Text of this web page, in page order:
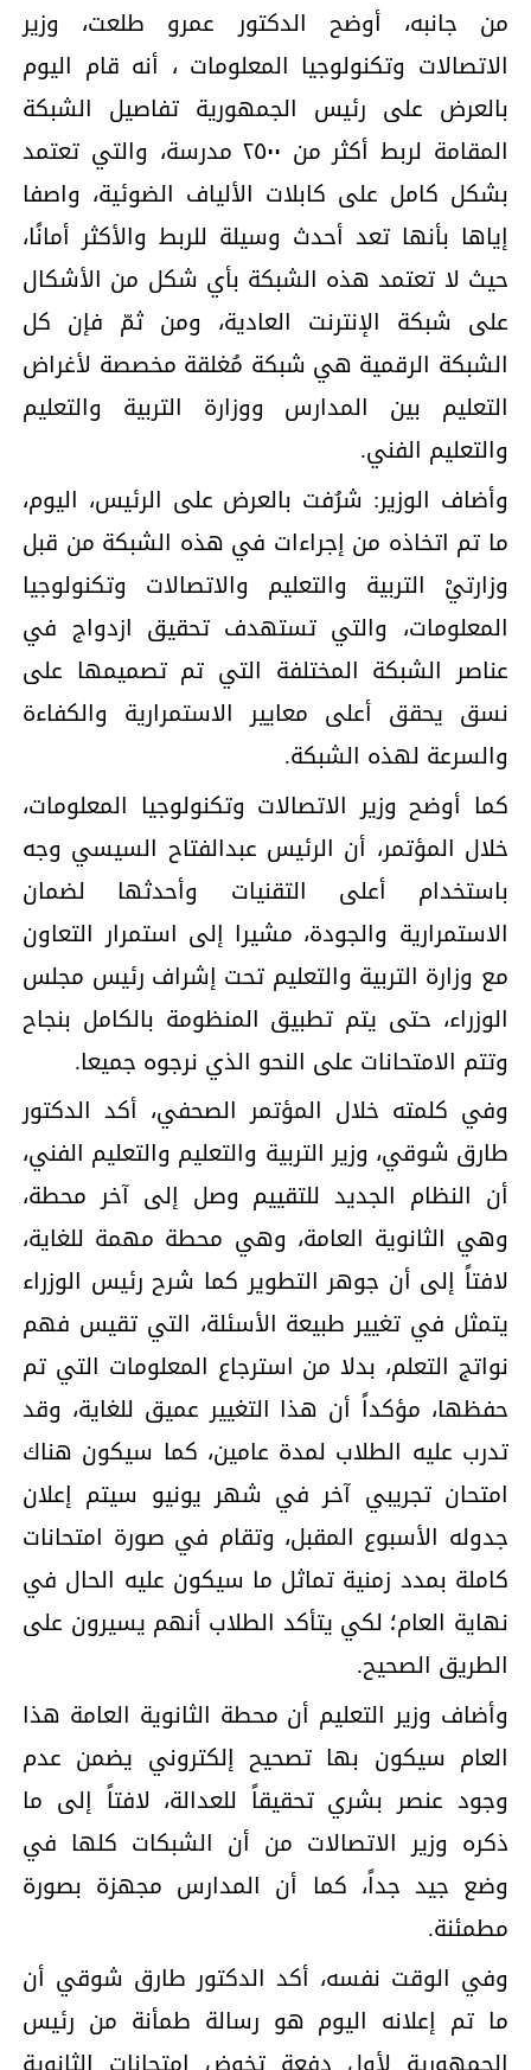
من جانبه، أوضح الدكتور عمرو طلعت، وزير
الاتصالات وتكنولوجيا المعلومات ، أنه قام اليوم
بالعرض على رئيس الجمهورية تفاصيل الشبكة
المقامة لربط أكثر من ٢٥٠٠ مدرسة، والتي تعتمد
بشكل كامل على كابلات الألياف الضوئية، واصفا
إياها بأنها تعد أحدث وسيلة للربط والأكثر أمانًا،
حيث لا تعتمد هذه الشبكة بأي شكل من الأشكال
على شبكة الإنترنت العادية، ومن ثمّ فإن كل
الشبكة الرقمية هي شبكة مُغلقة مخصصة لأغراض
التعليم بين المدارس ووزارة التربية والتعليم
والتعليم الفني.
وأضاف الوزير: شرُفت بالعرض على الرئيس، اليوم،
ما تم اتخاذه من إجراءات في هذه الشبكة من قبل
وزارتيْ التربية والتعليم والاتصالات وتكنولوجيا
المعلومات، والتي تستهدف تحقيق ازدواج في
عناصر الشبكة المختلفة التي تم تصميمها على
نسق يحقق أعلى معايير الاستمرارية والكفاءة
والسرعة لهذه الشبكة.
كما أوضح وزير الاتصالات وتكنولوجيا المعلومات،
خلال المؤتمر، أن الرئيس عبدالفتاح السيسي وجه
باستخدام أعلى التقنيات وأحدثها لضمان
الاستمرارية والجودة، مشيرا إلى استمرار التعاون
مع وزارة التربية والتعليم تحت إشراف رئيس مجلس
الوزراء، حتى يتم تطبيق المنظومة بالكامل بنجاح
وتتم الامتحانات على النحو الذي نرجوه جميعا.
وفي كلمته خلال المؤتمر الصحفي، أكد الدكتور
طارق شوقي، وزير التربية والتعليم والتعليم الفني،
أن النظام الجديد للتقييم وصل إلى آخر محطة،
وهي الثانوية العامة، وهي محطة مهمة للغاية،
لافتاً إلى أن جوهر التطوير كما شرح رئيس الوزراء
يتمثل في تغيير طبيعة الأسئلة، التي تقيس فهم
نواتج التعلم، بدلا من استرجاع المعلومات التي تم
حفظها، مؤكداً أن هذا التغيير عميق للغاية، وقد
تدرب عليه الطلاب لمدة عامين، كما سيكون هناك
امتحان تجريبي آخر في شهر يونيو سيتم إعلان
جدوله الأسبوع المقبل، وتقام في صورة امتحانات
كاملة بمدد زمنية تماثل ما سيكون عليه الحال في
نهاية العام؛ لكي يتأكد الطلاب أنهم يسيرون على
الطريق الصحيح.
وأضاف وزير التعليم أن محطة الثانوية العامة هذا
العام سيكون بها تصحيح إلكتروني يضمن عدم
وجود عنصر بشري تحقيقاً للعدالة، لافتاً إلى ما
ذكره وزير الاتصالات من أن الشبكات كلها في
وضع جيد جداً، كما أن المدارس مجهزة بصورة
مطمئنة.
وفي الوقت نفسه، أكد الدكتور طارق شوقي أن
ما تم إعلانه اليوم هو رسالة طمأنة من رئيس